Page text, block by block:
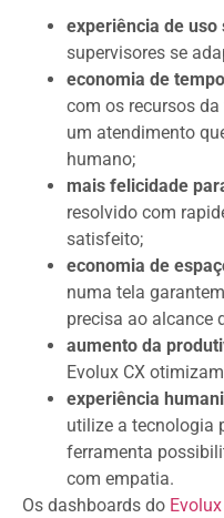
experiência de
supervisores se
economia de
com os recursos
um atendimento
humano;
mais felicidade
resolvido com
satisfeito;
economia de
numa tela
precisa ao alcance
aumento da
Evolux CX
experiência
utilize a tecnologia
ferramenta
com empatia.
Os dashboards do